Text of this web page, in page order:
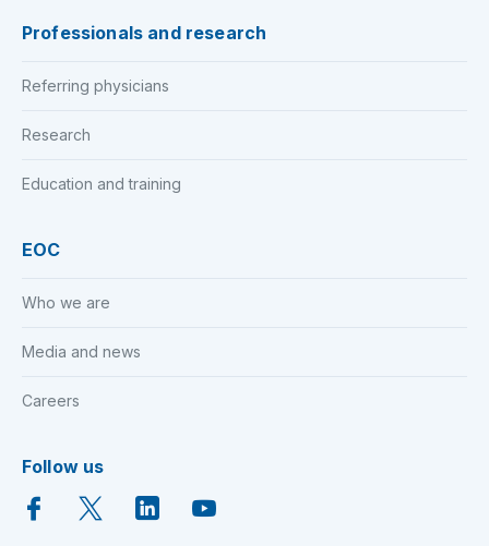
Professionals and research
Referring physicians
Research
Education and training
EOC
Who we are
Media and news
Careers
Follow us